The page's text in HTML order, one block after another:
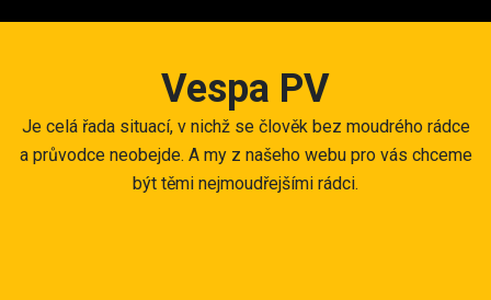
Vespa PV
Je celá řada situací, v nichž se člověk bez moudrého rádce
a průvodce neobejde. A my z našeho webu pro vás chceme
být těmi nejmoudřejšími rádci.